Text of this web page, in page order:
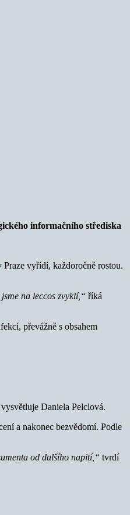
informačního střediska
vyřídí, každoročně rostou.
na leccos zvyklí,“ říká
převážně s obsahem
vysvětluje Daniela Pelclová.
a nakonec bezvědomí. Podle
od dalšího napití,“ tvrdí